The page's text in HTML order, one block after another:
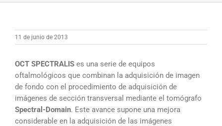
11 de junio de 2013
OCT SPECTRALIS es una serie de equipos
oftalmológicos que combinan la adquisición de imagen
de fondo con el procedimiento de adquisición de
imágenes de sección transversal mediante el tomógrafo
Spectral-Domain. Este avance supone una mejora
considerable en la adquisición de las imágenes